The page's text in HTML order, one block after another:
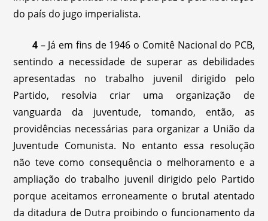
do país do jugo imperialista.
4 – Já em fins de 1946 o Comitê Nacional do PCB,
sentindo a necessidade de superar as debilidades
apresentadas no trabalho juvenil dirigido pelo
Partido, resolvia criar uma organização de
vanguarda da juventude, tomando, então, as
providências necessárias para organizar a União da
Juventude Comunista. No entanto essa resolução
não teve como consequência o melhoramento e a
ampliação do trabalho juvenil dirigido pelo Partido
porque aceitamos erroneamente o brutal atentado
da ditadura de Dutra proibindo o funcionamento da